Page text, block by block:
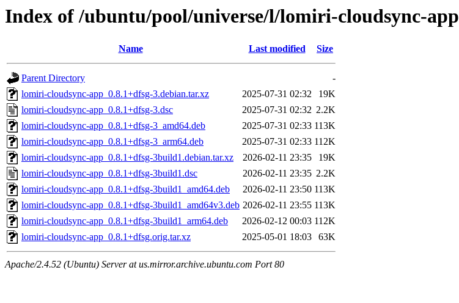
Index of /ubuntu/pool/universe/l/lomiri-cloudsync-app
Name Last modified Size
Parent Directory
-
lomiri-cloudsync-app_0.8.1+dfsg-3.debian.tar.xz
2025-07-31 02:32
19K
lomiri-cloudsync-app_0.8.1+dfsg-3.dsc
2025-07-31 02:32 2.2K
lomiri-cloudsync-app_0.8.1+dfsg-3_amd64.deb
2025-07-31 02:33 113K
lomiri-cloudsync-app_0.8.1+dfsg-3_arm64.deb
2025-07-31 02:33 112K
lomiri-cloudsync-app_0.8.1+dfsg-3build1.debian.tar.xz
2026-02-11 23:35
19K
lomiri-cloudsync-app_0.8.1+dfsg-3build1.dsc
2026-02-11 23:35 2.2K
lomiri-cloudsync-app_0.8.1+dfsg-3build1_amd64.deb
2026-02-11 23:50 113K
lomiri-cloudsync-app_0.8.1+dfsg-3build1_amd64v3.deb 2026-02-11 23:55 113K
lomiri-cloudsync-app_0.8.1+dfsg-3build1_arm64.deb
2026-02-12 00:03 112K
lomiri-cloudsync-app_0.8.1+dfsg.orig.tar.xz
2025-05-01 18:03 63K
Apache/2.4.52 (Ubuntu) Server at us.mirror.archive.ubuntu.com Port 80